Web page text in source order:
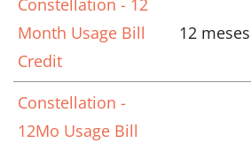
Constellation - 12
Month Usage Bill
Credit
12 meses
Constellation -
12Mo Usage Bill